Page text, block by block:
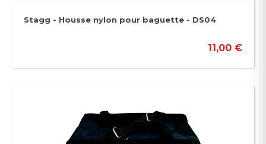
Stagg - Housse nylon pour baguette - DS04
11,00 €